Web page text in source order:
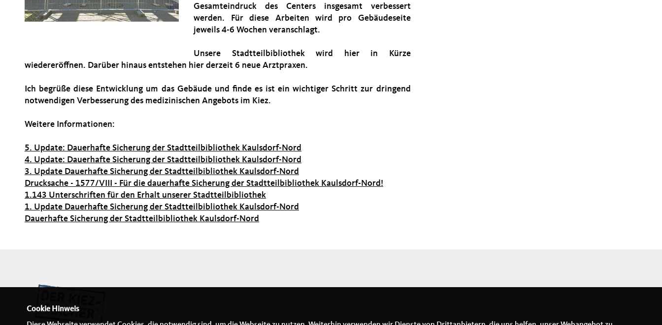
Gesamteindruck des Centers insgesamt verbessert
werden. Für diese Arbeiten wird pro Gebäudeseite
jeweils 4-6 Wochen veranschlagt.
Unsere Stadtteilbibliothek wird hier in Kürze
wiedereröffnen. Darüber hinaus entstehen hier derzeit 6 neue Arztpraxen.
Ich begrüße diese Entwicklung um das Gebäude und finde es ist ein wichtiger Schritt zur dringend
notwendigen Verbesserung des medizinischen Angebots im Kiez.
Weitere Informationen:
5. Update: Dauerhafte Sicherung der Stadtteilbibliothek Kaulsdorf-Nord
4. Update: Dauerhafte Sicherung der Stadtteilbibliothek Kaulsdorf-Nord
3. Update Dauerhafte Sicherung der Stadtteilbibliothek Kaulsdorf-Nord
Drucksache - 1577/VIII - Für die dauerhafte Sicherung der Stadtteilbibliothek Kaulsdorf-Nord!
1.143 Unterschriften für den Erhalt unserer Stadtteilbibliothek
1. Update Dauerhafte Sicherung der Stadtteilbibliothek Kaulsdorf-Nord
Dauerhafte Sicherung der Stadtteilbibliothek Kaulsdorf-Nord
Cookie Hinweis